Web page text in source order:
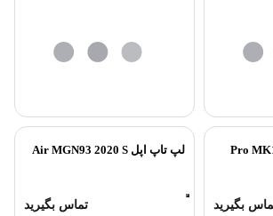
بگیرید
لپ تاپ اپل Air MGN93 2020 S
تماس بگیرید